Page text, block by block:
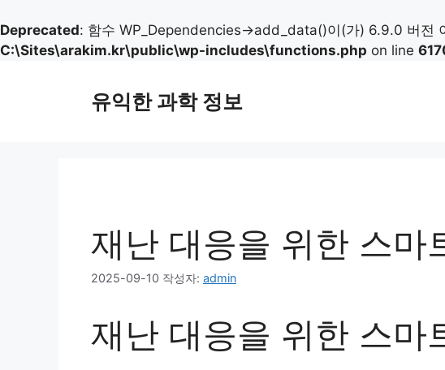
Deprecated: 함수 WP_Dependencies->add_data()이(가) 6.9.0 버전
C:\Sites\arakim.kr\public\wp-includes\functions.php on line
유익한 과학 정보
재난 대응을 위한 스마
2025-09-10 작성자: admin
재난 대응을 위한 스마